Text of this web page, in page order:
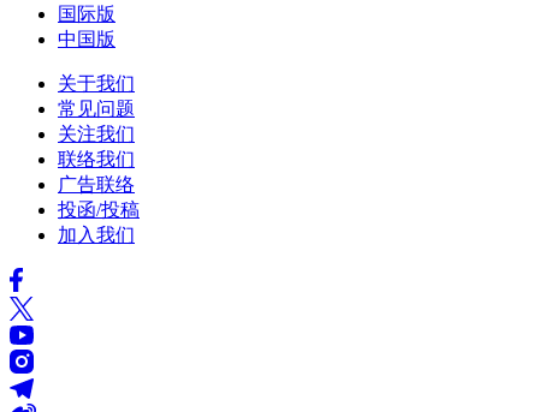
国际版
中国版
关于我们
常见问题
关注我们
联络我们
广告联络
投函/投稿
加入我们